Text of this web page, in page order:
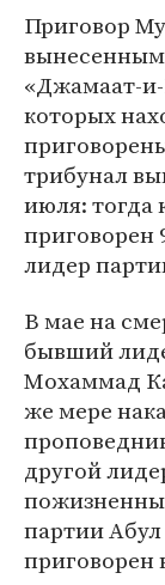
Приговор
«Джамаат-
которых
трибунал
июля: тогда
приговорен
лидер
В мае на
бывший
Мохаммад
же мере
другой
партии
приговорен